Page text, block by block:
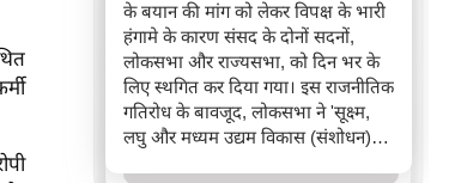
के बयान की मांग को लेकर विपक्ष के भारी
हंगामे के कारण संसद के दोनों सदनों,
लोकसभा और राज्यसभा, को दिन भर के
लिए स्थगित कर दिया गया। इस राजनीतिक
गतिरोध के बावजूद, लोकसभा ने 'सूक्ष्म,
लघु और मध्यम उद्यम विकास (संशोधन)